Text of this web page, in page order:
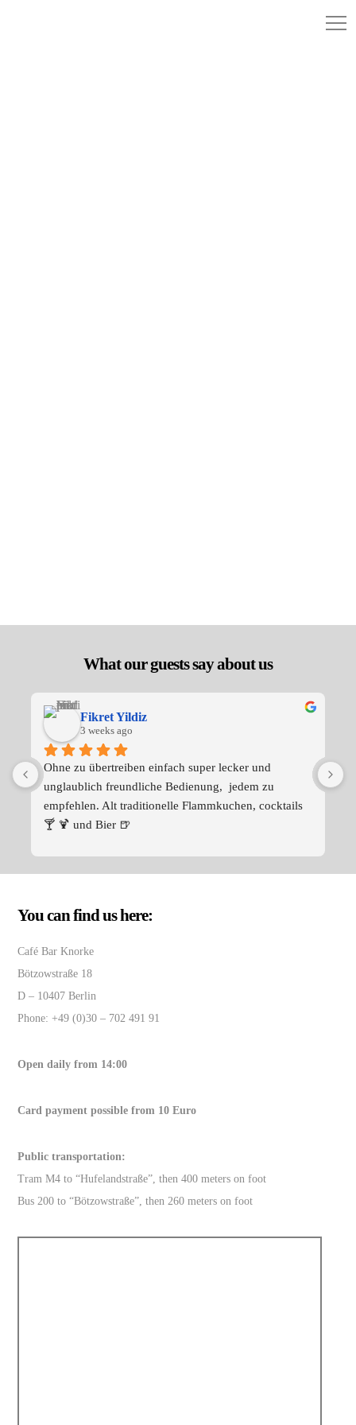
What our guests say about us
Fikret Yildiz
3 weeks ago
Ohne zu übertreiben einfach super lecker und
unglaublich freundliche Bedienung,  jedem zu
empfehlen. Alt traditionelle Flammkuchen, cocktails
🍸 🍹 und Bier 🍺
You can find us here:
Café Bar Knorke
Bötzowstraße 18
D – 10407 Berlin
Phone: +49 (0)30 – 702 491 91
Open daily from 14:00
Card payment possible from 10 Euro
Public transportation:
Tram M4 to “Hufelandstraße”, then 400 meters on foot
Bus 200 to “Bötzowstraße”, then 260 meters on foot